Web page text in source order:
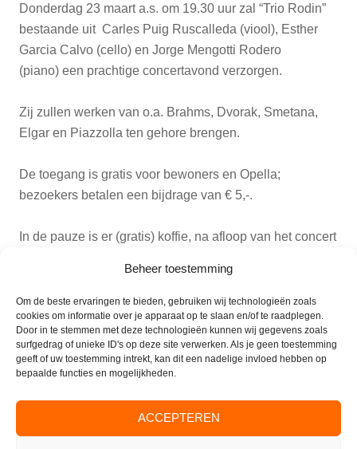
Beheer toestemming
Om de beste ervaringen te bieden, gebruiken wij technologieën zoals
cookies om informatie over je apparaat op te slaan en/of te raadplegen.
Door in te stemmen met deze technologieën kunnen wij gegevens zoals
surfgedrag of unieke ID's op deze site verwerken. Als je geen toestemming
geeft of uw toestemming intrekt, kan dit een nadelige invloed hebben op
bepaalde functies en mogelijkheden.
ACCEPTEREN
Donderdag 23 maart a.s. om 19.30 uur zal “Trio Rodin”
bestaande uit Carles Puig Ruscalleda (viool), Esther
Garcia Calvo (cello) en Jorge Mengotti Rodero
(piano) een prachtige concertavond verzorgen.
Zij zullen werken van o.a. Brahms, Dvorak, Smetana,
Elgar en Piazzolla ten gehore brengen.
De toegang is gratis voor bewoners en Opella;
bezoekers betalen een bijdrage van € 5,-.
In de pauze is er (gratis) koffie, na afloop van het concert
Wilt u deze avond een keer bijwonen of wilt u nader
informatie dan kunt u altijd contact opnemen met de
servicereceptie (026-333 42 10).